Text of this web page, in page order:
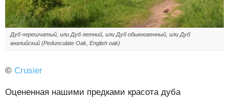
Дуб черешчатый, или Дуб летний, или Дуб обыкновенный, или Дуб
английский (Pedunculate Oak, English oak)
© Crusier
Оцененная нашими предками красота дуба